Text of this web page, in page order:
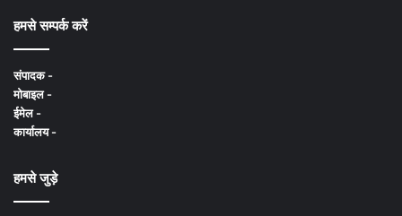
हमसे सम्पर्क करें
संपादक -
मोबाइल -
ईमेल -
कार्यालय -
हमसे जुड़े